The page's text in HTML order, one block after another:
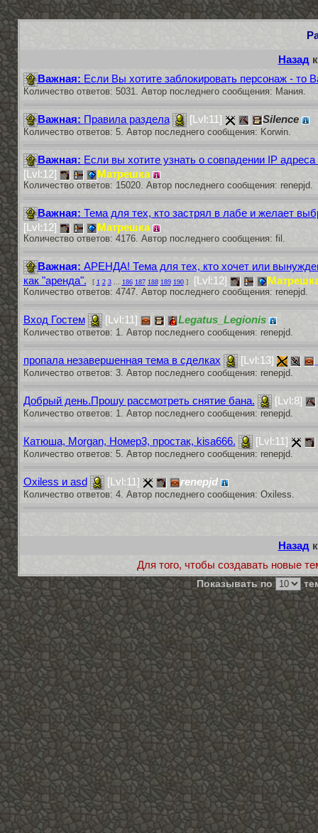
Назад
Важная: Если Вы хотите заблокировать персонаж - то
Количество ответов: 5031. Автор последнего сообщения: Мания.
Важная: Правила раздела [Lvl:11] Silence
Количество ответов: 5. Автор последнего сообщения: Korwin.
Важная: Если вы хотите узнать о совпадении IP
[Lvl:12]
Матрешка
Количество ответов: 15020. Автор последнего сообщения: renepjd.
Важная: Тема для тех, кто застрял в лабе и желает
[Lvl:12]
Матрешка
Количество ответов: 4176. Автор последнего сообщения: fil.
Важная: АРЕНДА! Тема для тех, кто хочет или
как "аренда".
[ 1 2 3... 186 187 188 189 190] [Lvl:12]
Количество ответов: 4747. Автор последнего сообщения: renepjd.
Вход Гостем [Lvl:11] Legatus_Legionis
Количество ответов: 1. Автор последнего сообщения: renepjd.
пропала незавершенная тема в сделках [Lvl:13]
Количество ответов: 3. Автор последнего сообщения: renepjd.
Добрый день.Прошу рассмотреть снятие бана. [Lvl:8]
Количество ответов: 1. Автор последнего сообщения: renepjd.
Катюша, Morgan, Номер3, простак, kisa666. [Lvl:11]
Количество ответов: 5. Автор последнего сообщения: renepjd.
Oxiless и asd [Lvl:11] renepjd
Количество ответов: 4. Автор последнего сообщения: Oxiless.
Назад
Для того, чтобы создавать новые
Показывать по